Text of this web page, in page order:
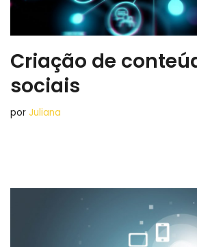
Criação de
sociais
por Juliana